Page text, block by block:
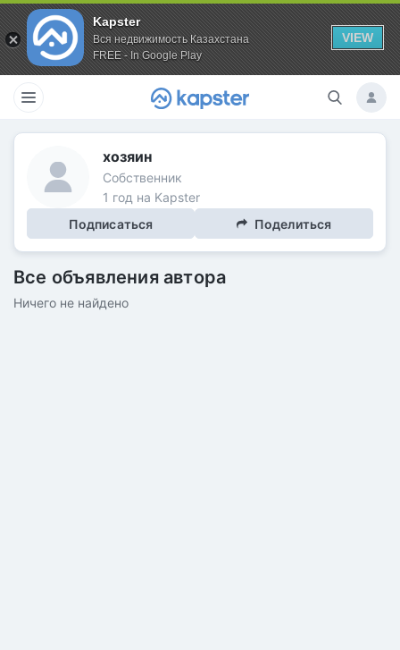
Kapster
Вся недвижимость Казахстана
FREE - In Google Play
VIEW
хозяин
Собственник
1 год на Kapster
Подписаться
Поделиться
Все объявления автора
Ничего не найдено